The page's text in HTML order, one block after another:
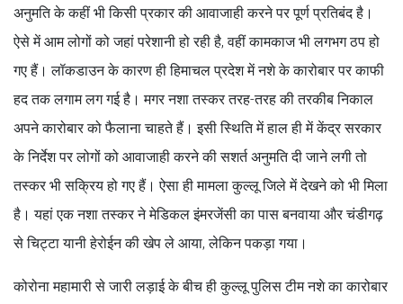
अनुमति के कहीं भी किसी प्रकार की आवाजाही करने पर पूर्ण प्रतिबंद है।
ऐसे में आम लोगों को जहां परेशानी हो रही है, वहीं कामकाज भी लगभग ठप हो
गए हैं। लॉकडाउन के कारण ही हिमाचल प्रदेश में नशे के कारोबार पर काफी
हद तक लगाम लग गई है। मगर नशा तस्कर तरह-तरह की तरकीब निकाल
अपने कारोबार को फैलाना चाहते हैं। इसी स्थिति में हाल ही में केंद्र सरकार
के निर्देश पर लोगों को आवाजाही करने की सशर्त अनुमति दी जाने लगी तो
तस्कर भी सक्रिय हो गए हैं। ऐसा ही मामला कुल्लू जिले में देखने को भी मिला
है। यहां एक नशा तस्कर ने मेडिकल इंमरजेंसी का पास बनवाया और चंडीगढ़
से चिट्टा यानी हेरोईन की खेप ले आया, लेकिन पकड़ा गया।
कोरोना महामारी से जारी लड़ाई के बीच ही कुल्लू पुलिस टीम नशे का कारोबार